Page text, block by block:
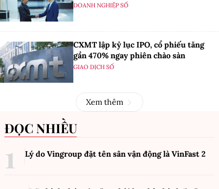
DOANH NGHIỆP SỐ
CXMT lập kỷ lục IPO, cổ phiếu tăng
gần 470% ngay phiên chào sàn
GIAO DỊCH SỐ
Xem thêm
ĐỌC NHIỀU
Lý do Vingroup đặt tên sân vận động là VinFast 2